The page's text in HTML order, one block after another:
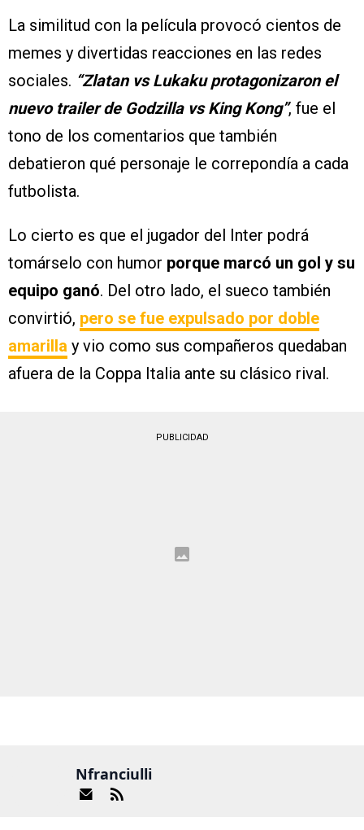
La similitud con la película provocó cientos de
memes y divertidas reacciones en las redes
sociales. “Zlatan vs Lukaku protagonizaron el
nuevo trailer de Godzilla vs King Kong”, fue el
tono de los comentarios que también
debatieron qué personaje le correpondía a cada
futbolista.
Lo cierto es que el jugador del Inter podrá
tomárselo con humor porque marcó un gol y su
equipo ganó. Del otro lado, el sueco también
convirtió, pero se fue expulsado por doble
amarilla y vio como sus compañeros quedaban
afuera de la Coppa Italia ante su clásico rival.
PUBLICIDAD
Nfranciulli